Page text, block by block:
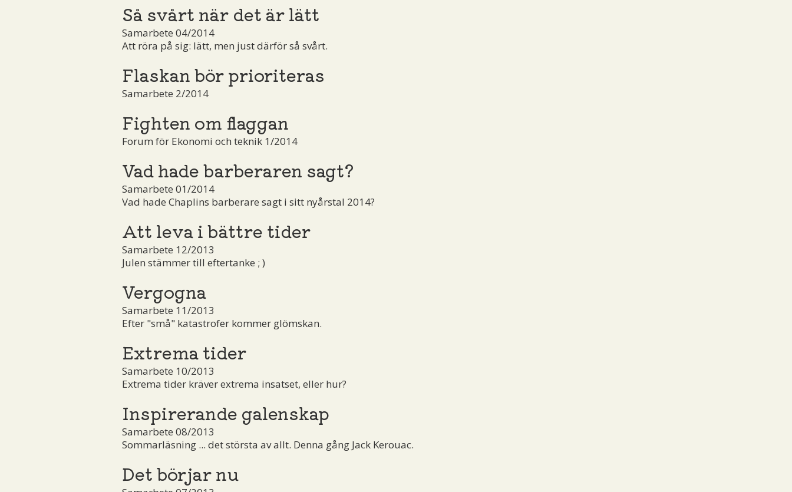
Så svårt när det är lätt
Samarbete 04/2014
Att röra på sig: lätt, men just därför så svårt.
Flaskan bör prioriteras
Samarbete 2/2014
Fighten om flaggan
Forum för Ekonomi och teknik 1/2014
Vad hade barberaren sagt?
Samarbete 01/2014
Vad hade Chaplins barberare sagt i sitt nyårstal 2014?
Att leva i bättre tider
Samarbete 12/2013
Julen stämmer till eftertanke ; )
Vergogna
Samarbete 11/2013
Efter "små" katastrofer kommer glömskan.
Extrema tider
Samarbete 10/2013
Extrema tider kräver extrema insatset, eller hur?
Inspirerande galenskap
Samarbete 08/2013
Sommarläsning ... det största av allt. Denna gång Jack Kerouac.
Det börjar nu